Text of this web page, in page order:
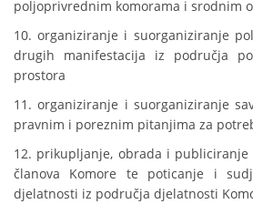
poljoprivrednim komorama i srodnim
10. organiziranje i suorganiziranje
drugih manifestacija iz područja
prostora
11. organiziranje i suorganiziranje
pravnim i poreznim pitanjima za
12. prikupljanje, obrada i
članova Komore te poticanje i
djelatnosti iz područja djelatnosti